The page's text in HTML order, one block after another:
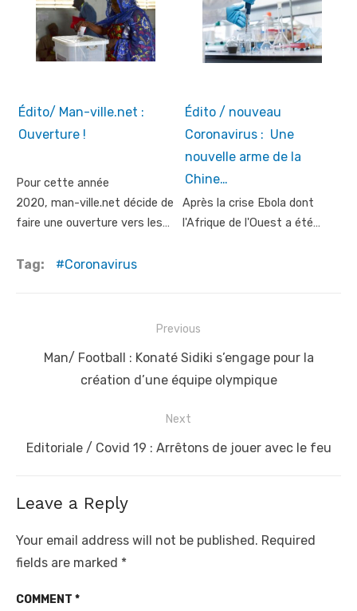
Édito/ Man-ville.net :
Ouverture !
Pour cette année
2020, man-ville.net décide de
faire une ouverture vers les…
Édito / nouveau
Coronavirus : Une
nouvelle arme de la
Chine…
Après la crise Ebola dont
l'Afrique de l'Ouest a été…
Tag: Coronavirus
navigation
Previous
Previous
Man/ Football : Konaté Sidiki s’engage pour la
création d’une équipe olympique
Next
Next
Editoriale / Covid 19 : Arrêtons de jouer avec le feu
Leave a Reply
Your email address will not be published. Required
fields are marked *
COMMENT *